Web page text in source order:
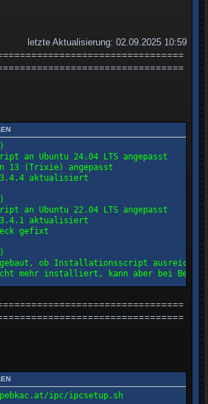
letzte Aktualisierung: 02.09.2025 10:59
an Ubuntu 24.04 LTS angepasst
13 (Trixie) angepasst
3.4.4 aktualisiert
an Ubuntu 22.04 LTS angepasst
3.4.1 aktualisiert
gefixt
ob Installationsscript
mehr installiert, kann aber bei
Ubuntu 20.04 LTS hergestellt
3.3.2 aktualisiert
(ARM 64-Bit) hinzugefügt. Diese kann
PHP 7.2 (Ubuntu 18.04) hergestellt
WebIf CAMs aktivier oder deaktiviert
die Prozessliste in PHPSysInfo aus.
ipc/ipcsetup.sh